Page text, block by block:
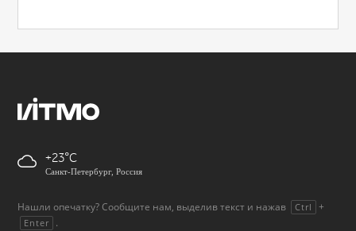
+23
Санкт-Петербург, Россия
Нашли опечатку? Сообщите нам, выделив текст и нажав Ctrl +
Enter .